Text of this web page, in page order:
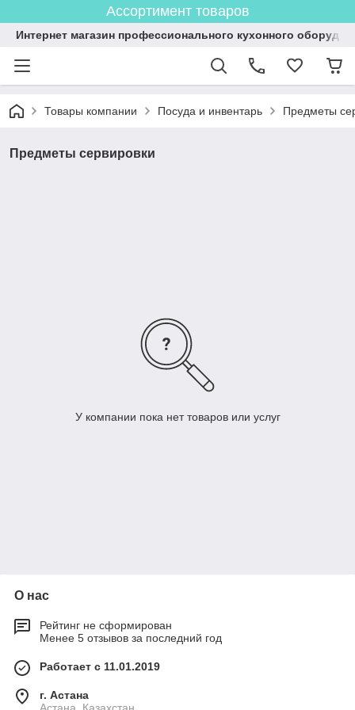
Ассортимент товаров
Интернет магазин профессионального кухонного
Товары компании Посуда и инвентарь Предметы
Предметы сервировки
У компании пока нет товаров или услуг
О нас
Рейтинг не сформирован
Менее 5 отзывов за последний год
Работает с 11.01.2019
г. Астана